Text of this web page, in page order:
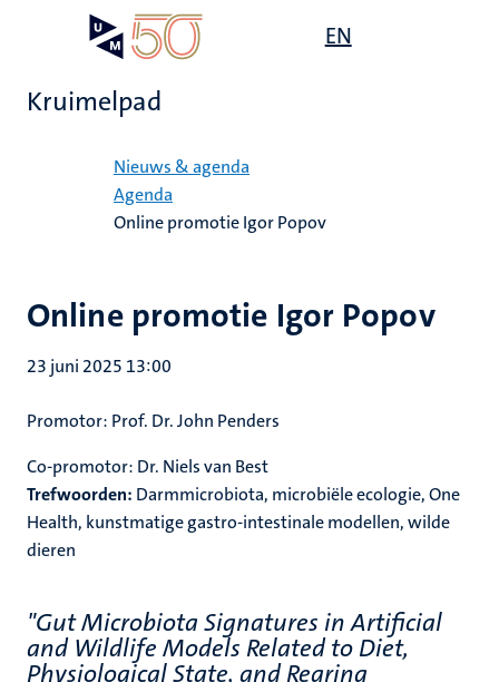
EN
Kruimelpad
Nieuws & agenda
Agenda
Online promotie Igor Popov
Online promotie Igor Popov
23 juni 2025 13:00
Promotor: Prof. Dr. John Penders
Co-promotor: Dr. Niels van Best
Trefwoorden: Darmmicrobiota, microbiële ecologie, One
Health, kunstmatige gastro-intestinale modellen, wilde
dieren
"Gut Microbiota Signatures in Artificial
and Wildlife Models Related to Diet,
Physiological State, and Rearing